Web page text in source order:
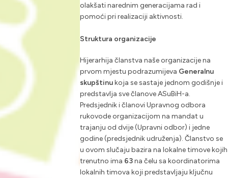
olakšati narednim generacijama rad i
pomoći pri realizaciji aktivnosti.
Struktura organizacije
Hijerarhija članstva naše organizacije na
prvom mjestu podrazumijeva Generalnu
skupštinukoja se sastaje jednom godišnje i
predstavlja sve članove ASuBiH-a.
Predsjednik i članovi Upravnog odbora
rukovode organizacijom na mandat u
trajanju od dvije (Upravni odbor) i jedne
godine (predsjednik udruženja). Članstvo se
u ovom slučaju bazira na lokalne timove kojih
trenutno ima 63na čelu sa koordinatorima
lokalnih timova koji predstavljaju ključnu